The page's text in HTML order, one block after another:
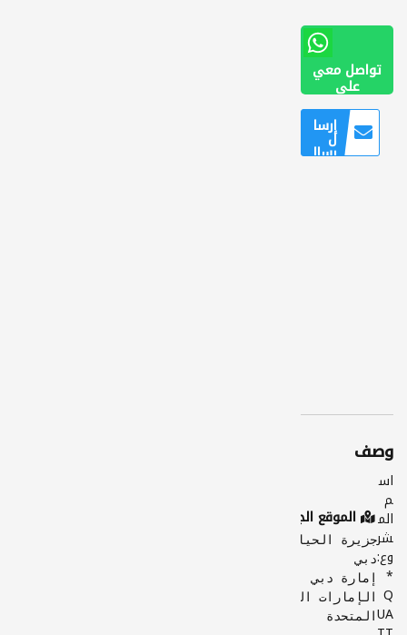
تواصل معي
على
0096654423
6288إرسا
ل
رسال
وصف
اس
م
الم
شر
وع:
*
Q
UA
الموقع الجغرافي
جزيرة الحياه
دبي
إمارة دبي
الإمارات العربية
المتحدة